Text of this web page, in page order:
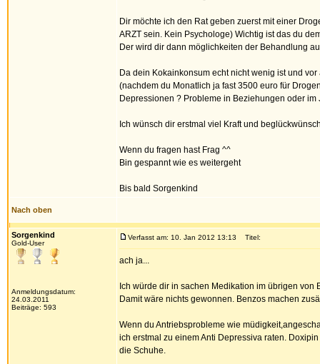
Dir möchte ich den Rat geben zuerst mit einer
ARZT sein. Kein Psychologe) Wichtig ist das du
Der wird dir dann möglichkeiten der Behandlung
Da dein Kokainkonsum echt nicht wenig ist und
(nachdem du Monatlich ja fast 3500 euro für
Depressionen ? Probleme in Beziehungen oder im
Ich wünsch dir erstmal viel Kraft und
Wenn du fragen hast Frag ^^
Bin gespannt wie es weitergeht
Bis bald Sorgenkind
Nach oben
Sorgenkind
Gold-User
Anmeldungsdatum:
24.03.2011
Beiträge: 593
Verfasst am: 10. Jan 2012 13:13 Titel:
ach ja...
Ich würde dir in sachen Medikation im übrigen
Damit wäre nichts gewonnen. Benzos machen
Wenn du Antriebsprobleme wie
ich erstmal zu einem Anti Depressiva raten.
die Schuhe.